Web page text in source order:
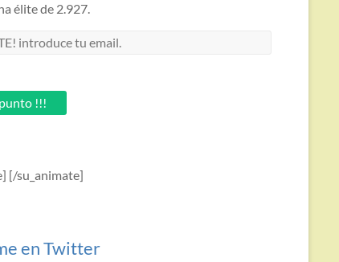
élite de 2.927.
!!!
[/su_animate]
en Twitter